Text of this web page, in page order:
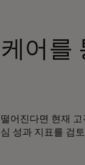
어를
어진다면 현재
성과 지표를 검